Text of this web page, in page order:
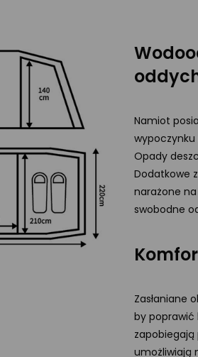
Namiot
Opady
Dodatkowe
narażone
swobodne
Zasłaniane
by poprawić
zapobiegają
umożliwiają